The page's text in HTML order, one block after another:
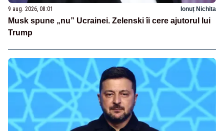
9 aug. 2026, 08:01 Ionuț Nichita
Musk spune „nu” Ucrainei. Zelenski îi cere ajutorul lui
Trump